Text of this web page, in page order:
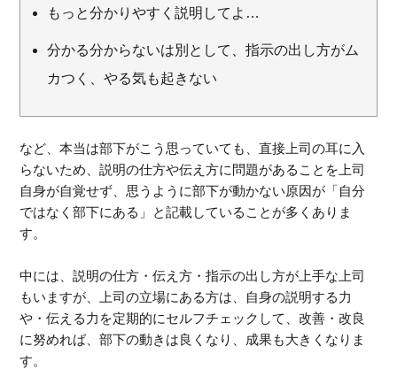
もっと分かりやすく説明してよ…
分かる分からないは別として、指示の出し方がム
カつく、やる気も起きない
など、本当は部下がこう思っていても、直接上司の耳に入
らないため、説明の仕方や伝え方に問題があることを上司
自身が自覚せず、思うように部下が動かない原因が「自分
ではなく部下にある」と記載していることが多くありま
す。
中には、説明の仕方・伝え方・指示の出し方が上手な上司
もいますが、上司の立場にある方は、自身の説明する力
や・伝える力を定期的にセルフチェックして、改善・改良
に努めれば、部下の動きは良くなり、成果も大きくなりま
す。